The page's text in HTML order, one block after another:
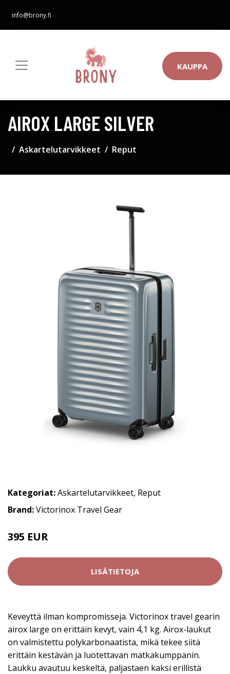
info@brony.fi
KAUPPA
AIROX LARGE SILVER
Askartelutarvikkeet Reput
Kategoriat:Askartelutarvikkeet, Reput
Brand:Victorinox Travel Gear
395 EUR
LISÄTIETOJA
Keveyttä ilman kompromisseja. Victorinox travel gearin
airox large on erittäin kevyt, vain 4,1 kg. Airox-laukut
on valmistettu polykarbonaatista, mikä tekee siitä
erittäin kestävän ja luotettavan matkakumppanin.
Laukku avautuu keskeltä, paljastaen kaksi erillistä